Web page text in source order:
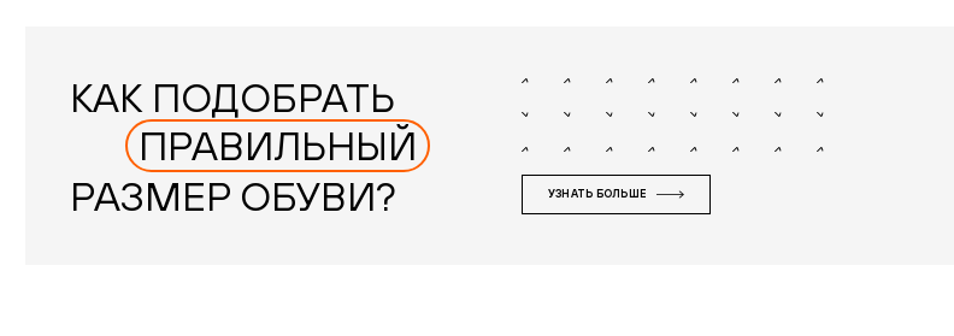
КАК ПОДОБРАТЬ
ПРАВИЛЬНЫЙ
РАЗМЕР ОБУВИ?
УЗНАТЬ БОЛЬШЕ